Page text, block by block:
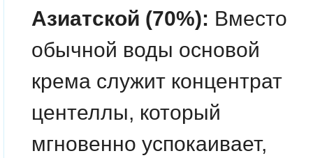
Азиатской (70%): Вместо
обычной воды основой
крема служит концентрат
центеллы, который
мгновенно успокаивает,